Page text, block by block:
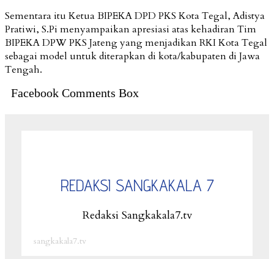
Sementara itu Ketua BIPEKA DPD PKS Kota Tegal, Adistya
Pratiwi, S.Pi menyampaikan apresiasi atas kehadiran Tim
BIPEKA DPW PKS Jateng yang menjadikan RKI Kota Tegal
sebagai model untuk diterapkan di kota/kabupaten di Jawa
Tengah.
Facebook Comments Box
REDAKSI SANGKAKALA 7
Redaksi Sangkakala7.tv
sangkakala7.tv